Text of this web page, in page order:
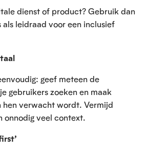
dienst of product? Gebruik dan
leidraad voor een inclusief
geef meteen de
gebruikers zoeken en maak
verwacht wordt. Vermijd
onnodig veel context.